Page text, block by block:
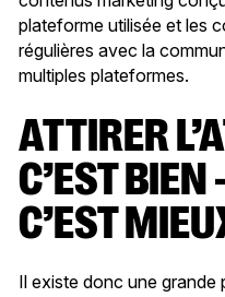
plateforme utilisée et les
régulières avec la
multiples plateformes.
ATTIRER L’ATTENTION,
C’EST
C’EST
Il existe donc une grande